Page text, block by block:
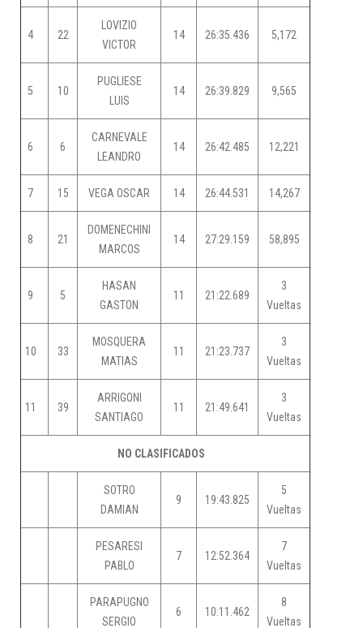
4 22
LOVIZIO
VICTOR
14 26:35.436 5,172
5 10
PUGLIESE
LUIS
14 26:39.829 9,565
6 6
CARNEVALE
LEANDRO
14 26:42.485 12,221
7 15 VEGA OSCAR 14 26:44.531 14,267
8 21
DOMENECHINI
MARCOS
14 27:29.159 58,895
9 5
HASAN
GASTON
11 21:22.689
3
Vueltas
10 33
MOSQUERA
MATIAS
11 21:23.737
3
Vueltas
11 39
ARRIGONI
SANTIAGO
11 21:49.641
3
Vueltas
NO CLASIFICADOS
SOTRO
DAMIAN
9 19:43.825
5
Vueltas
PESARESI
PABLO
7 12:52.364
7
Vueltas
PARAPUGNO
SERGIO
6 10:11.462
8
Vueltas